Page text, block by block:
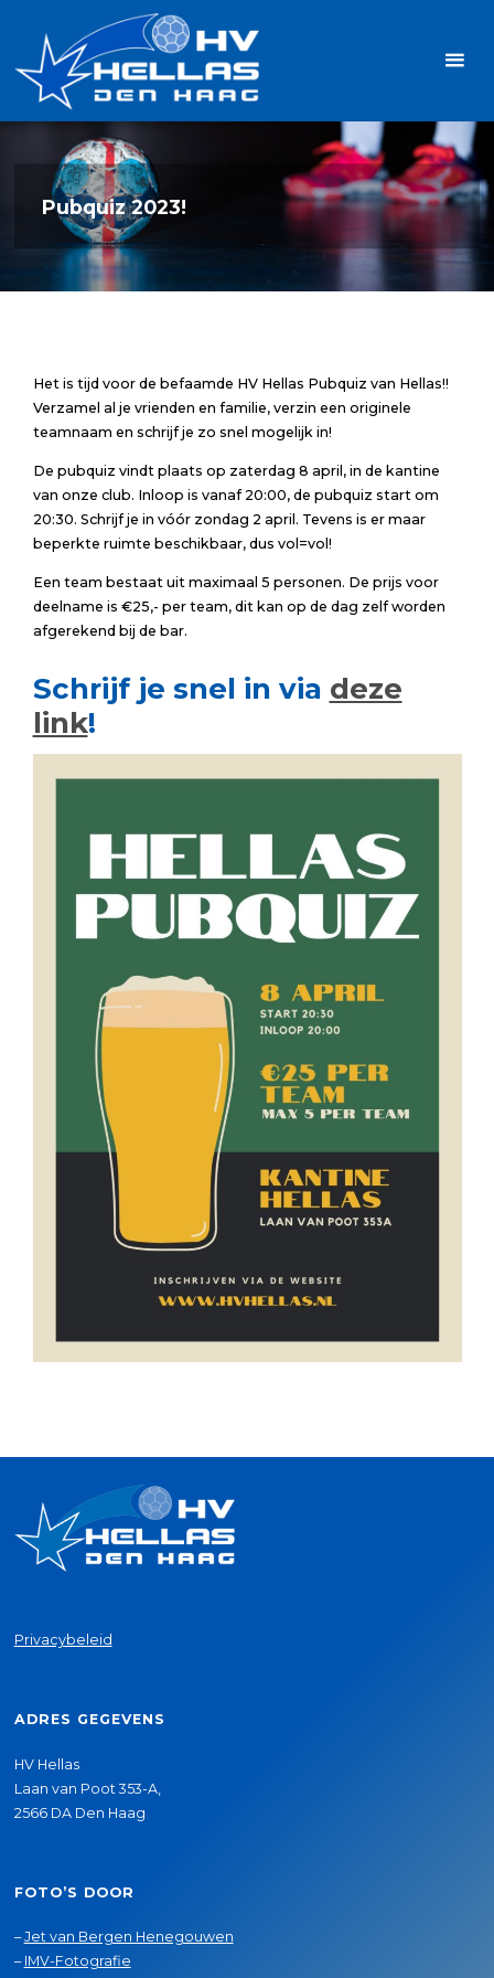
inhoud
Pubquiz 2023!
Het is tijd voor de befaamde HV Hellas Pubquiz van Hellas!!
Verzamel al je vrienden en familie, verzin een originele
teamnaam en schrijf je zo snel mogelijk in!
De pubquiz vindt plaats op zaterdag 8 april, in de kantine
van onze club. Inloop is vanaf 20:00, de pubquiz start om
20:30. Schrijf je in vóór zondag 2 april. Tevens is er maar
beperkte ruimte beschikbaar, dus vol=vol!
Een team bestaat uit maximaal 5 personen. De prijs voor
deelname is €25,- per team, dit kan op de dag zelf worden
afgerekend bij de bar.
Schrijf je snel in via deze
link!
Privacybeleid
ADRES GEGEVENS
HV Hellas
Laan van Poot 353-A,
2566 DA Den Haag
FOTO’S DOOR
–Jet van Bergen Henegouwen
– IMV-Fotografie